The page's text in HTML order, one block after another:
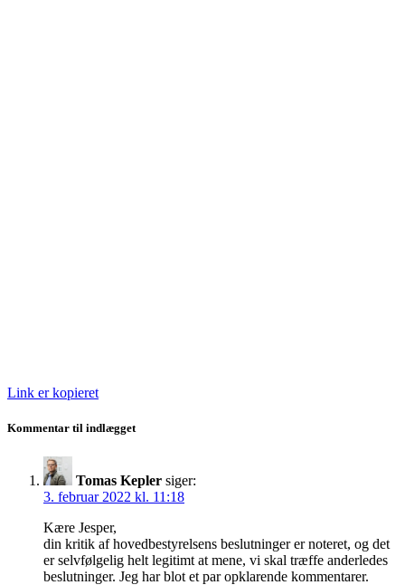
Link er kopieret
Kommentar til indlægget
Tomas Kepler siger:
3. februar 2022 kl. 11:18
Kære Jesper,
din kritik af hovedbestyrelsens beslutninger er noteret, og det
er selvfølgelig helt legitimt at mene, vi skal træffe anderledes
beslutninger. Jeg har blot et par opklarende kommentarer.